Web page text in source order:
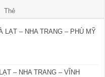
Thẻ
LẠT – NHA TRANG – PHÙ MỸ
– NHA TRANG – VĨNH